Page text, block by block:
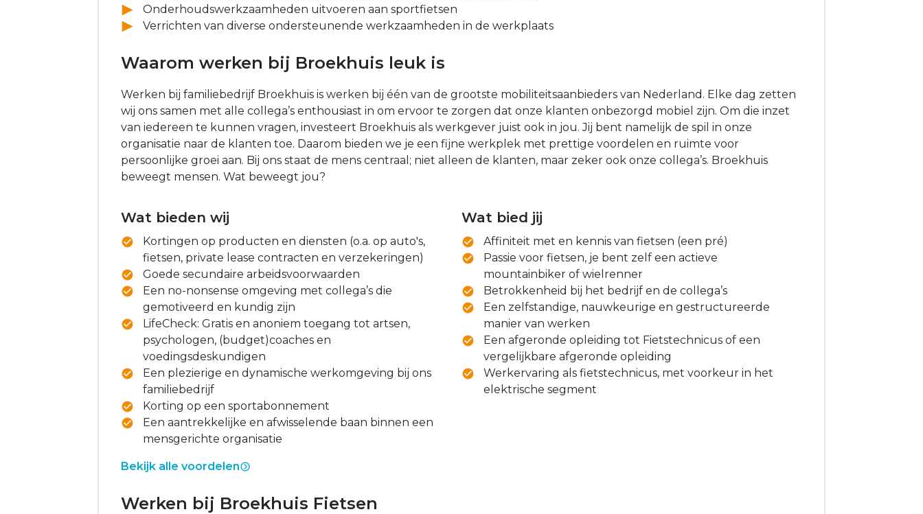
Onderhoudswerkzaamheden uitvoeren aan sportfietsen
Verrichten van diverse ondersteunende werkzaamheden in de werkplaats
Waarom werken bij Broekhuis leuk is
Werken bij familiebedrijf Broekhuis is werken bij één van de grootste mobiliteitsaanbieders van Nederland. Elke dag zetten
wij ons samen met alle collega’s enthousiast in om ervoor te zorgen dat onze klanten onbezorgd mobiel zijn. Om die inzet
van iedereen te kunnen vragen, investeert Broekhuis als werkgever juist ook in jou. Jij bent namelijk de spil in onze
organisatie naar de klanten toe. Daarom bieden we je een fijne werkplek met prettige voordelen en ruimte voor
persoonlijke groei aan. Bij ons staat de mens centraal; niet alleen de klanten, maar zeker ook onze collega’s. Broekhuis
beweegt mensen. Wat beweegt jou?
Wat bieden wij
Kortingen op producten en diensten (o.a. op auto's,
fietsen, private lease contracten en verzekeringen)
Goede secundaire arbeidsvoorwaarden
Een no-nonsense omgeving met collega’s die
gemotiveerd en kundig zijn
LifeCheck: Gratis en anoniem toegang tot artsen,
psychologen, (budget)coaches en
voedingsdeskundigen
Een plezierige en dynamische werkomgeving bij ons
familiebedrijf
Korting op een sportabonnement
Een aantrekkelijke en afwisselende baan binnen een
mensgerichte organisatie
Bekijk alle voordelen
Wat bied jij
Affiniteit met en kennis van fietsen (een pré)
Passie voor fietsen, je bent zelf een actieve
mountainbiker of wielrenner
Betrokkenheid bij het bedrijf en de collega’s
Een zelfstandige, nauwkeurige en gestructureerde
manier van werken
Een afgeronde opleiding tot Fietstechnicus of een
vergelijkbare afgeronde opleiding
Werkervaring als fietstechnicus, met voorkeur in het
elektrische segment
Werken bij Broekhuis Fietsen